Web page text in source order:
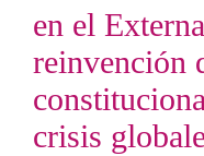
en el
reinvención
crisis